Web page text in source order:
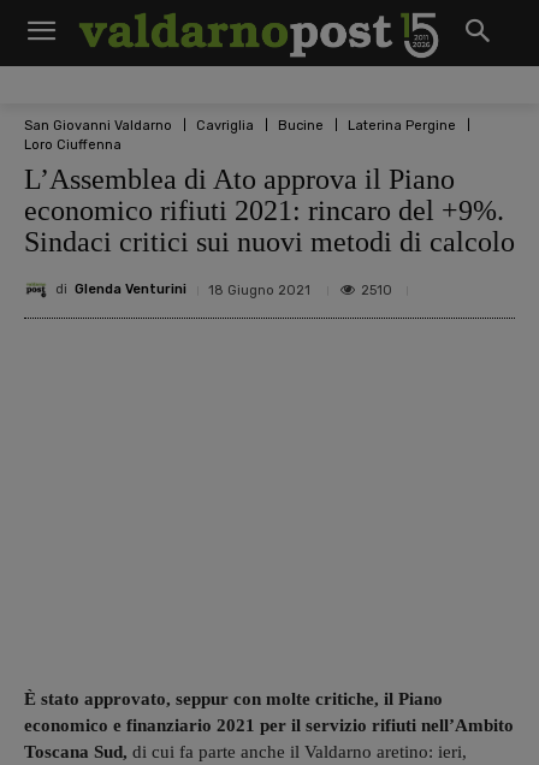
San Giovanni Valdarno Cavriglia Bucine
Laterina Pergine
Loro Ciuffenna
L’Assemblea di Ato approva il Piano
economico rifiuti 2021: rincaro del +9%.
Sindaci critici sui nuovi metodi di calcolo
di Glenda Venturini 18 Giugno 2021 2510
È stato approvato, seppur con molte critiche, il Piano
economico e finanziario 2021 per il servizio rifiuti nell’Ambito
Toscana Sud, di cui fa parte anche il Valdarno aretino: ieri,